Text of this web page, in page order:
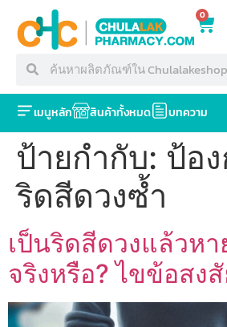
0
เมนูหลัก สินค้าทั้งหมด บทความ
ป้ายกำกับ: ป้อ
ริดสีดวงซ้ำ
เป็นริดสีดวงแล้วห
จริงหรือ? ไขข้อสง